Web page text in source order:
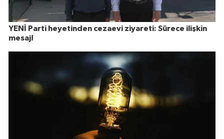
YENİ Parti heyetinden cezaevi ziyareti: Sürece ilişkin
mesaj!